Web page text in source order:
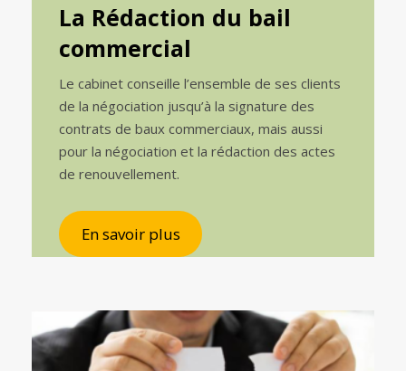
La Rédaction du bail
commercial
Le cabinet conseille l’ensemble de ses clients
de la négociation jusqu’à la signature des
contrats de baux commerciaux, mais aussi
pour la négociation et la rédaction des actes
de renouvellement.
En savoir plus